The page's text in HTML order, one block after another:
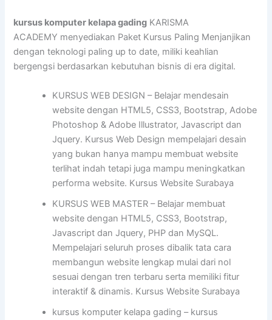
kursus komputer kelapa gading KARISMA
ACADEMY menyediakan Paket Kursus Paling Menjanjikan
dengan teknologi paling up to date, miliki keahlian
bergengsi berdasarkan kebutuhan bisnis di era digital.
KURSUS WEB DESIGN – Belajar mendesain
website dengan HTML5, CSS3, Bootstrap, Adobe
Photoshop & Adobe Illustrator, Javascript dan
Jquery. Kursus Web Design mempelajari desain
yang bukan hanya mampu membuat website
terlihat indah tetapi juga mampu meningkatkan
performa website. Kursus Website Surabaya
KURSUS WEB MASTER – Belajar membuat
website dengan HTML5, CSS3, Bootstrap,
Javascript dan Jquery, PHP dan MySQL.
Mempelajari seluruh proses dibalik tata cara
membangun website lengkap mulai dari nol
sesuai dengan tren terbaru serta memiliki fitur
interaktif & dinamis. Kursus Website Surabaya
kursus komputer kelapa gading – kursus